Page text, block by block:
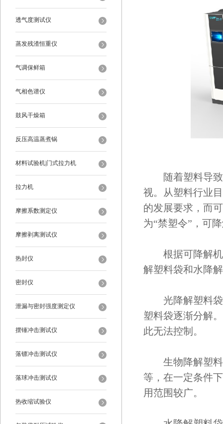
透气度测试仪
蒸发残渣恒重仪
气调保鲜箱
气相色谱仪
鼓风干燥箱
反压高温蒸煮锅
材料试验机|门式拉力机
拉力机
摩擦系数测定仪
摩擦剥离测试仪
热封仪
密封仪
泄漏与密封强度测定仪
摆锤冲击测试仪
落镖冲击测试仪
落球冲击测试仪
热收缩试验仪
随着塑料导致
视。从塑料行业
的发展要求，而
为“禁塑令”，可
根据可降解机
解塑料袋和水降
光降解塑料袋
塑料袋逐渐分解
此无法控制。
生物降解塑料
等，在一定条件
用范围较广。